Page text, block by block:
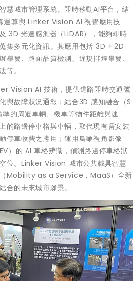
慧城市管理系統。即時移動AI平台，結
運算與 Linker Vision AI 視覺應用技
3D 光達感測器（LiDAR），能夠即時
集多元化資訊。其應用包括 3D + 2D
舉發、路面品質檢測、違規排煙舉發、
等。
Vision AI 技術，提供道路即時交通號
與故障狀況通報；結合3D 感知融合（S
的周遭車輛、機車等物件距離與速
的路邊停車格與車輛，取代現有需安裝
停車收費之應用；運用鳥瞰視角影像
）的 AI 車格辨識，偵測路邊停車格狀
位。Linker Vision 城市公共載具智慧
（Mobility as a Service，MaaS）全新
合的未來城市願景。